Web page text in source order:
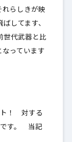
らしきが映
してます、
世代武器と比
なっています
ト！ 対する
です。 当記